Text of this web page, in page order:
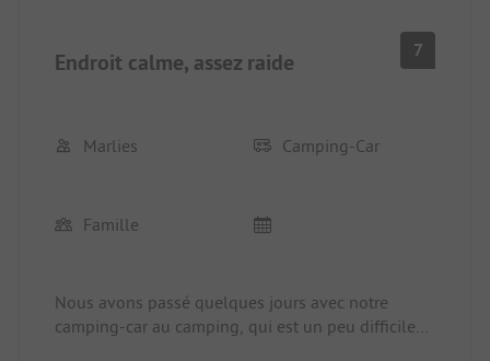
Endroit calme, assez raide 7
Marlies Camping-Car
Famille
Nous avons passé quelques jours avec notre
camping-car au camping, qui est un peu difficile